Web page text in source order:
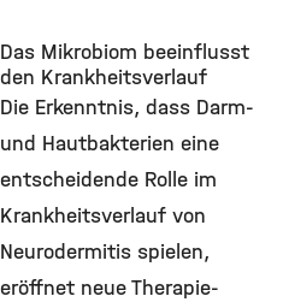
Das Mikrobiom beeinflusst
den Krankheitsverlauf
Die Erkenntnis, dass Darm-
und Hautbakterien eine
entscheidende Rolle im
Krankheitsverlauf von
Neurodermitis spielen,
eröffnet neue Therapie-